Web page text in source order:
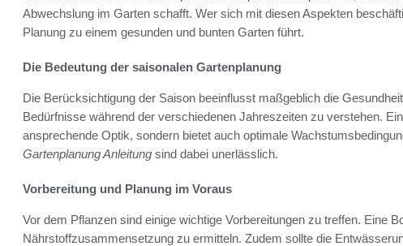
Abwechslung im Garten schafft. Wer sich mit diesen Aspekten
Planung zu einem gesunden und bunten Garten führt.
Die Bedeutung der saisonalen Gartenplanung
Die Berücksichtigung der Saison beeinflusst maßgeblich die
Bedürfnisse während der verschiedenen Jahreszeiten zu verstehen.
ansprechende Optik, sondern bietet auch optimale
Gartenplanung Anleitung sind dabei unerlässlich.
Vorbereitung und Planung im Voraus
Vor dem Pflanzen sind einige wichtige Vorbereitungen zu treffen. Eine
Nährstoffzusammensetzung zu ermitteln. Zudem sollte die